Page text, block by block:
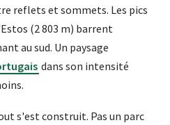
reflets et sommets. Les pics
(2 803 m) barrent
au sud. Un paysage
dans son intensité
s'est construit. Pas un parc